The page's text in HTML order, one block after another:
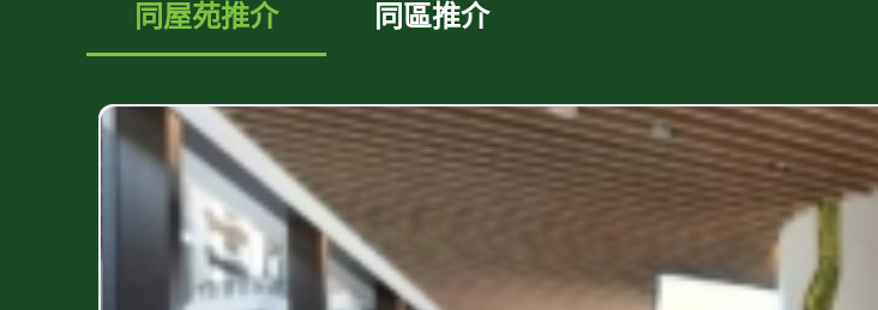
同屋苑推介 同區推介